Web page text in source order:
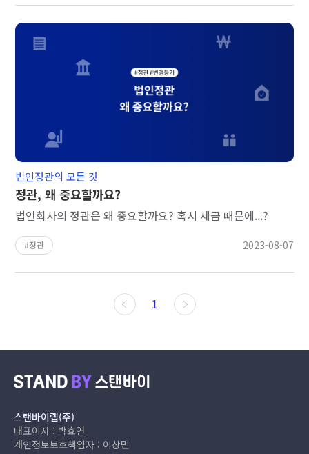
정관, 왜 중요할까요?
법인회사의 정관은 왜 중요할까요? 혹시 세금 때문에...?
법인정관의 모든 것
정관 2023-08-07
1
스탠바이랩(주)
대표이사 : 박효연
개인정보보호책임자 : 이상민